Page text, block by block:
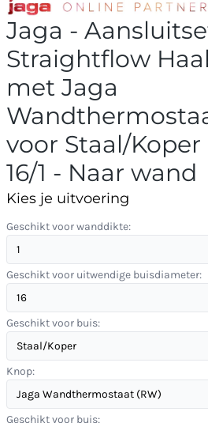
Jaga -
Straightflow
met Jaga
voor Staal/Koper
16/1 - Naar wand
Kies je uitvoering
Geschikt voor wanddikte:
Geschikt voor uitwendige buisdiameter:
Geschikt voor buis:
Knop:
Geschikt voor buis: